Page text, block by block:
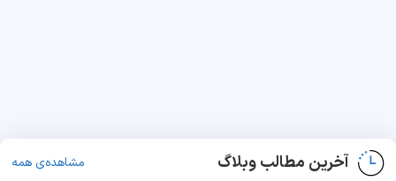
آخرین مطالب وبلاگ مشاهده‌ی همه